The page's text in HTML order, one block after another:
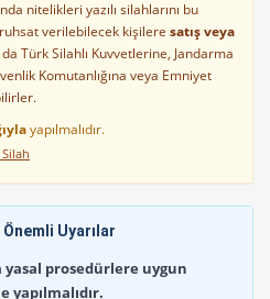
nitelikleri yazılı silahlarını bu
verilebilecek kişilere satış veya
Türk Silahlı Kuvvetlerine, Jandarma
Komutanlığına veya Emniyet
yapılmalıdır.
Uyarılar
yasal prosedürlere uygun